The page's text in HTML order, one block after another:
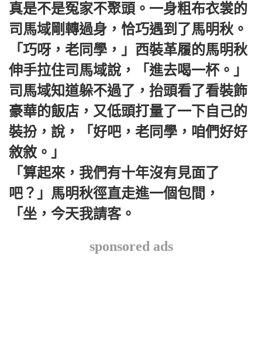
真是不是冤家不聚頭。一身粗布衣裳的
司馬域剛轉過身，恰巧遇到了馬明秋。
「巧呀，老同學，」西裝革履的馬明秋
伸手拉住司馬域說，「進去喝一杯。」
司馬域知道躲不過了，抬頭看了看裝飾
豪華的飯店，又低頭打量了一下自己的
裝扮，說，「好吧，老同學，咱們好好
敘敘。」
「算起來，我們有十年沒有見面了
吧？」馬明秋徑直走進一個包間，
「坐，今天我請客。
sponsored ads